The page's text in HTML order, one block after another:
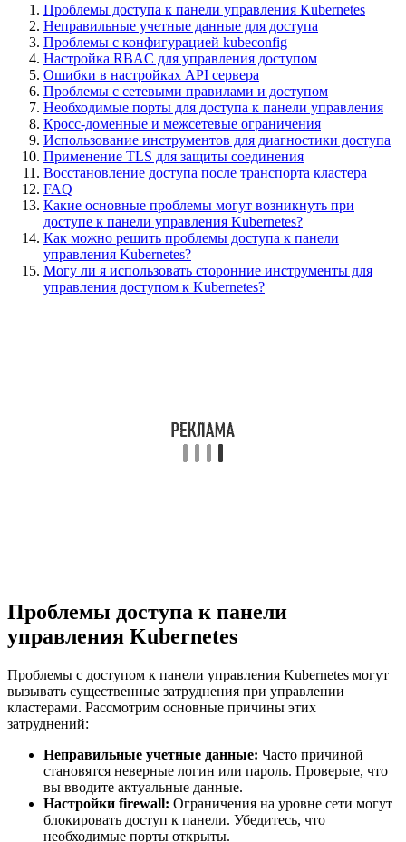
Проблемы доступа к панели управления Kubernetes
Неправильные учетные данные для доступа
Проблемы с конфигурацией kubeconfig
Настройка RBAC для управления доступом
Ошибки в настройках API сервера
Проблемы с сетевыми правилами и доступом
Необходимые порты для доступа к панели управления
Кросс-доменные и межсетевые ограничения
Использование инструментов для диагностики доступа
Применение TLS для защиты соединения
Восстановление доступа после транспорта кластера
FAQ
Какие основные проблемы могут возникнуть при
доступе к панели управления Kubernetes?
Как можно решить проблемы доступа к панели
управления Kubernetes?
Могу ли я использовать сторонние инструменты для
управления доступом к Kubernetes?
Проблемы доступа к панели
управления Kubernetes
Проблемы с доступом к панели управления Kubernetes могут
вызывать существенные затруднения при управлении
кластерами. Рассмотрим основные причины этих
затруднений:
Неправильные учетные данные: Часто причиной
становятся неверные логин или пароль. Проверьте, что
вы вводите актуальные данные.
Настройки firewall: Ограничения на уровне сети могут
блокировать доступ к панели. Убедитесь, что
необходимые порты открыты.